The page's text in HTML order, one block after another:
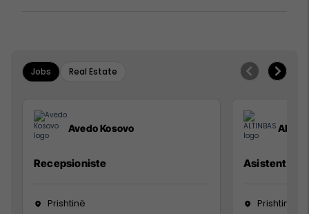
Jobs Real Estate
Avedo Kosovo
Recepsioniste
Prishtinë
Asistente e
Prishtinë